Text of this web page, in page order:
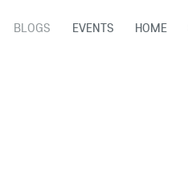
BLOGS EVENTS HOME